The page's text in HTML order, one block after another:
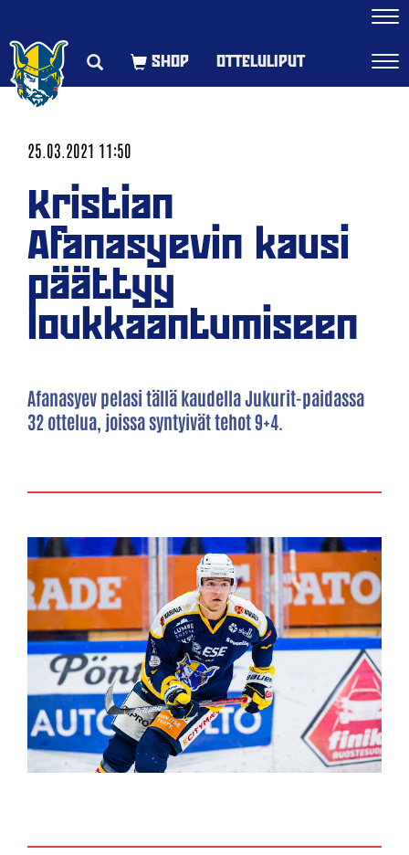
OTTELULIPUT
25.03.2021 11:50
Kristian
Afanasyevin kausi
päättyy
loukkaantumiseen
Afanasyev pelasi tällä kaudella Jukurit-paidassa
32 ottelua, joissa syntyivät tehot 9+4.